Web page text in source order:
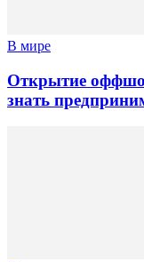
В мире
Открытие
знать